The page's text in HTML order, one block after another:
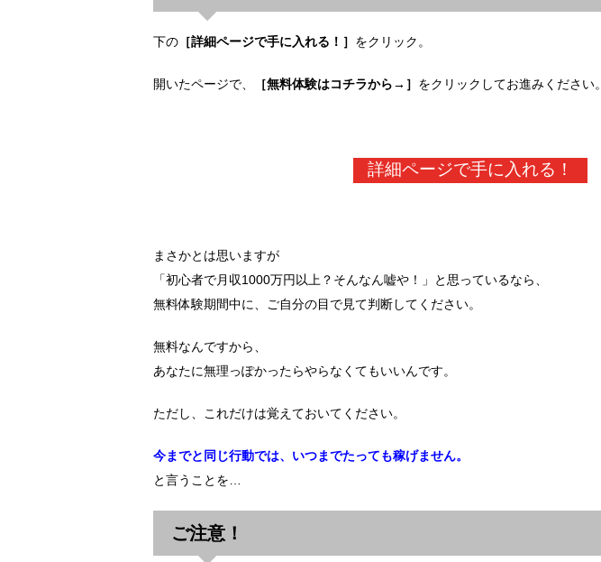
下の［詳細ページで手に入れる！］ をクリック。
開いたページで、 ［無料体験はコチラから→］ をクリックしてお進みください。
詳細ページで手に入れる！
まさかとは思いますが
「初心者で月収1000万円以上？そんなん嘘や！」と思っているなら、
無料体験期間中に、ご自分の目で見て判断してください。
無料なんですから、
あなたに無理っぽかったらやらなくてもいいんです。
ただし、これだけは覚えておいてください。
今までと同じ行動では、いつまでたっても稼げません。
と言うことを…
ご注意！